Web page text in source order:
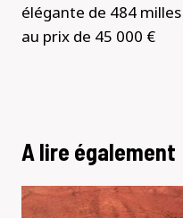
élégante de 484 milles
au prix de 45 000 €
A lire également